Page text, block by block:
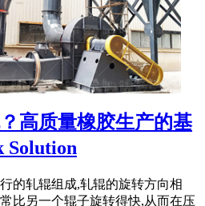
高质量橡胶生产的基
Solution
的轧辊组成,轧辊的旋转方向相
比另一个辊子旋转得快,从而在压